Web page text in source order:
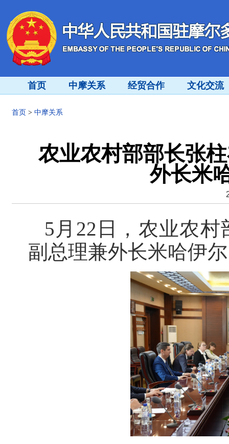
首页 中摩关系 经贸合作 文化交流
首页 > 中摩关系
农业农村部部长张
外长米
5月22日，农业农
副总理兼外长米哈伊